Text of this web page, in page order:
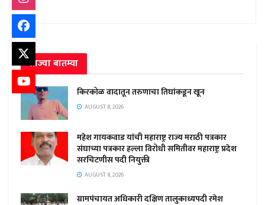
ताज्या बातम्या
किरकोळ वादातून तरुणाचा तिघांकडून खून
AUGUST 8, 2026
महेश गायकवाड यांची महाराष्ट्र राज्य मराठी पत्रकार
संघाच्या पत्रकार हल्ला विरोधी समितीवर महाराष्ट्र प्रदेश
सरचिटणीस पदी नियुक्ती
AUGUST 8, 2026
ग्रामपंचायत अधिकारी दक्षिण तालुकाध्यपदी रमेश